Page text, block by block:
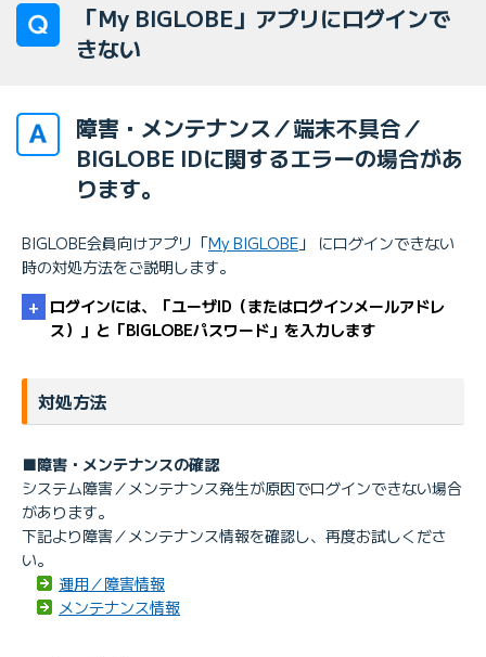
「My BIGLOBE」アプリにログインで
きない
障害・メンテナンス／端末不具合／
BIGLOBE IDに関するエラーの場合があ
ります。
BIGLOBE会員向けアプリ「My BIGLOBE 」 にログインできない
時の対処方法をご説明します。
ログインには、「ユーザID（またはログインメールアドレ
ス）」と「BIGLOBEパスワード」を入力します
ログインメールアドレスの設定／変更
対処方法
■障害・メンテナンスの確認
システム障害／メンテナンス発生が原因でログインできない場合
があります。
下記より障害／メンテナンス情報を確認し、再度お試しくださ
い。
運用／障害情報
メンテナンス情報